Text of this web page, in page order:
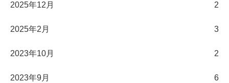
2025年12月 2
2025年2月 3
2023年10月 2
2023年9月 6